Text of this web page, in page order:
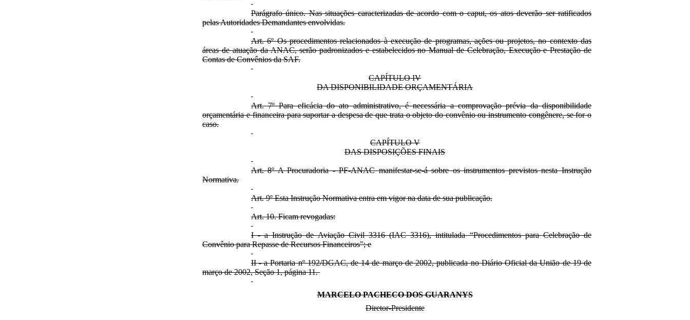
Parágrafo único. Nas situações caracterizadas de acordo com o caput, os atos deverão ser ratificados
pelas Autoridades Demandantes envolvidas.
Art. 6º Os procedimentos relacionados à execução de programas, ações ou projetos, no contexto das
áreas de atuação da ANAC, serão padronizados e estabelecidos no Manual de Celebração, Execução e Prestação de
Contas de Convênios da SAF.
CAPÍTULO IV
DA DISPONIBILIDADE ORÇAMENTÁRIA
Art. 7º Para eficácia do ato administrativo, é necessária a comprovação prévia da disponibilidade
orçamentária e financeira para suportar a despesa de que trata o objeto do convênio ou instrumento congênere, se for o
caso.
CAPÍTULO V
DAS DISPOSIÇÕES FINAIS
Art. 8º A Procuradoria - PF-ANAC manifestar-se-á sobre os instrumentos previstos nesta Instrução
Normativa.
Art. 9º Esta Instrução Normativa entra em vigor na data de sua publicação.
Art. 10. Ficam revogadas:
I - a Instrução de Aviação Civil 3316 (IAC 3316), intitulada “Procedimentos para Celebração de
Convênio para Repasse de Recursos Financeiros”; e
II - a Portaria nº 192/DGAC, de 14 de março de 2002, publicada no Diário Oficial da União de 19 de
março de 2002, Seção 1, página 11.
MARCELO PACHECO DOS GUARANYS
Diretor-Presidente